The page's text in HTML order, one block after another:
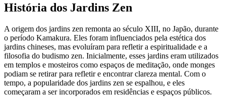
História dos Jardins Zen
A origem dos jardins zen remonta ao século XIII, no Japão, durante
o período Kamakura. Eles foram influenciados pela estética dos
jardins chineses, mas evoluíram para refletir a espiritualidade e a
filosofia do budismo zen. Inicialmente, esses jardins eram utilizados
em templos e mosteiros como espaços de meditação, onde monges
podiam se retirar para refletir e encontrar clareza mental. Com o
tempo, a popularidade dos jardins zen se espalhou, e eles
começaram a ser incorporados em residências e espaços públicos.